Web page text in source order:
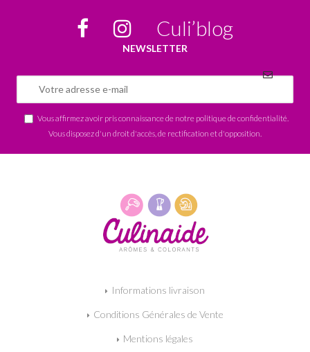
Culi’blog
NEWSLETTER
Vous affirmez avoir pris connaissance de notre politique de confidentialité
Vous disposez d'un droit d'accès, de rectification et d'opposition.
Informations livraison
Conditions Générales de Vente
Mentions légales